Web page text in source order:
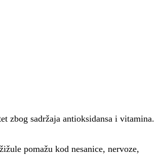
zbog sadržaja antioksidansa i vitamina.
pomažu kod nesanice, nervoze,